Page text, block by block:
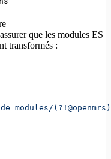
que les modules ES
transformés :